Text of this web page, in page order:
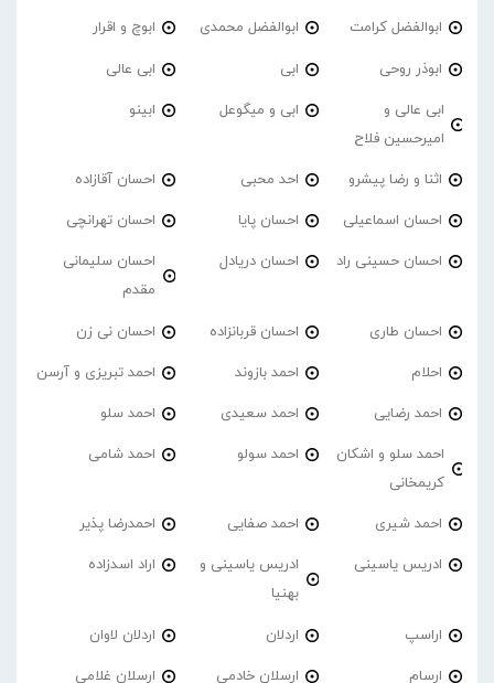
ابوالفضل کرامت ابوالفضل محمدی ابوچ و اقرار
ابوذر روحی ابی ابی عالی
ابی عالی و
امیرحسین فلاح
ابی و میگوعل ابینو
اثنا و رضا پیشرو احد محبی احسان آقازاده
احسان اسماعیلی احسان پایا احسان تهرانچی
احسان حسینی راد احسان دریادل
احسان سلیمانی
مقدم
احسان طاری احسان قربانزاده احسان نی زن
احلام احمد بازوند احمد تبریزی و آرسن
احمد‌ رضایی احمد سعیدی احمد سلو
احمد سلو و اشکان
کریمخانی
احمد سولو احمد شامی
احمد شیری احمد صفایی احمدرضا پذیر
ادریس یاسینی
ادریس یاسینی و
بهنیا
اراد اسدزاده
اراسپ اردلان اردلان لاوان
ارسام ارسلان خادمی ارسلان غلامی